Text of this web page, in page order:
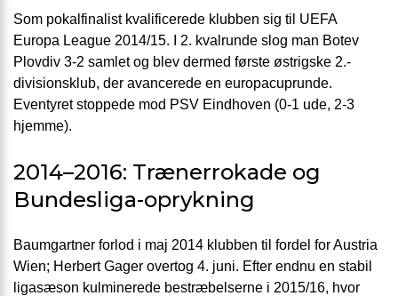
Som pokalfinalist kvalificerede klubben sig til UEFA
Europa League 2014/15. I 2. kvalrunde slog man Botev
Plovdiv 3-2 samlet og blev dermed første østrigske 2.-
divisionsklub, der avancerede en europacuprunde.
Eventyret stoppede mod PSV Eindhoven (0-1 ude, 2-3
hjemme).
2014–2016: Trænerrokade og
Bundesliga-oprykning
Baumgartner forlod i maj 2014 klubben til fordel for Austria
Wien; Herbert Gager overtog 4. juni. Efter endnu en stabil
ligasæson kulminerede bestræbelserne i 2015/16, hvor